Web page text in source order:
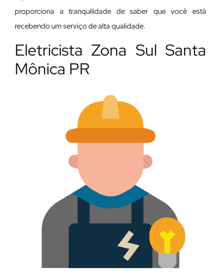
proporciona a tranquilidade de saber que você está
recebendo um serviço de alta qualidade.
Eletricista Zona Sul Santa
Mônica PR